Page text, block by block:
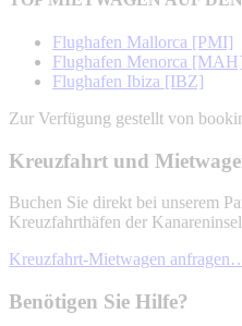
Flughafen Mallorca [PMI]
Flughafen Menorca [MAH]
Flughafen Ibiza [IBZ]
Zur Verfügung gestellt von
Kreuzfahrt und
Buchen Sie direkt bei unserem
Kreuzfahrthäfen der
Kreuzfahrt-Mietwagen
Benötigen Sie Hilfe?